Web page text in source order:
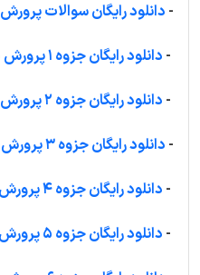
- دانلود رایگان سوالات
- دانلود رایگان جزوه 1 پرورش دهنده قارچ دکمه ای
- دانلود رایگان جزوه 2 پرورش دهنده قارچ دکمه ای
- دانلود رایگان جزوه 3 پرورش دهنده قارچ دکمه ای
- دانلود رایگان جزوه 4 پرورش دهنده قارچ دکمه ای
- دانلود رایگان جزوه 5 پرورش دهنده قارچ دکمه ای